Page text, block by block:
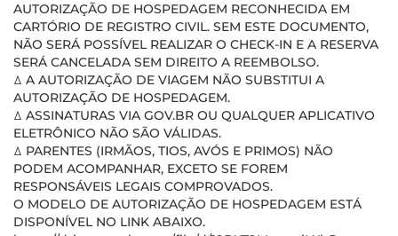
AUTORIZAÇÃO DE HOSPEDAGEM RECONHECIDA EM
CARTÓRIO DE REGISTRO CIVIL. SEM ESTE DOCUMENTO,
NÃO SERÁ POSSÍVEL REALIZAR O CHECK-IN E A RESERVA
SERÁ CANCELADA SEM DIREITO A REEMBOLSO.
ꕔ A AUTORIZAÇÃO DE VIAGEM NÃO SUBSTITUI A
AUTORIZAÇÃO DE HOSPEDAGEM.
ꕔ ASSINATURAS VIA GOV.BR OU QUALQUER APLICATIVO
ELETRÔNICO NÃO SÃO VÁLIDAS.
ꕔ PARENTES (IRMÃOS, TIOS, AVÓS E PRIMOS) NÃO
PODEM ACOMPANHAR, EXCETO SE FOREM
RESPONSÁVEIS LEGAIS COMPROVADOS.
O MODELO DE AUTORIZAÇÃO DE HOSPEDAGEM ESTÁ
DISPONÍVEL NO LINK ABAIXO.